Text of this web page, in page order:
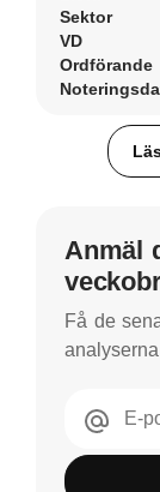
Sektor
VD
Ordförande
Anmäl
Få de
E-